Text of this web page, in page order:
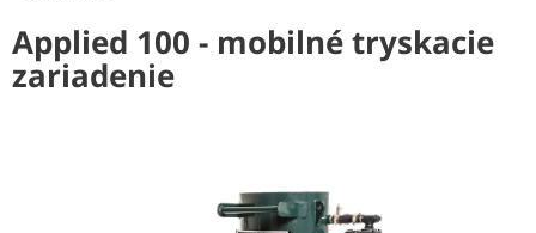
Applied 100 - mobilné tryskacie
zariadenie